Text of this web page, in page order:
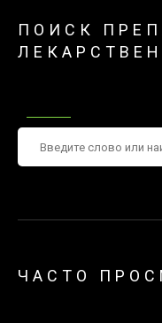
ПОИСК
ЧАСТО